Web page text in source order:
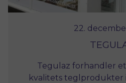
22.
Tegulaz forhandler
kvalitets teglprodukter